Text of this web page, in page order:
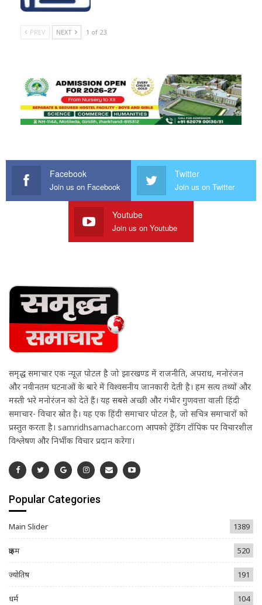
PREV NEXT 1 of 23
Facebook
Join us on Facebook
Twitter
Join us on Twitter
Youtube
Join us on Youtube
समृद्ध समाचार एक न्यूज़ पोर्टल है जो झारखण्ड में राजनीति, अपराध, मनोरंजन
और नवीनतम घटनाओं के बारे में विश्वसनीय जानकारी देती है। हम सत्य तथ्यों और
मस्ती भरे मनोरंजन को देते हैं। यह सबसे अच्छी और गंभीर गुणवत्ता वाली हिंदी
समाचार- विचार स्रोत है। यह एक हिंदी समाचार पोर्टल है, जो सचित्र समाचारों को
प्रस्तुत करता है। samridhsamachar.com आपको ट्रेंडिंग टॉपिक पर विचारशील
विश्लेषण और निर्भीक विचार प्रदान करेगा।
Popular Categories
Main Slider 1389
क्राइम 520
ज्योतिष 191
धर्म 104